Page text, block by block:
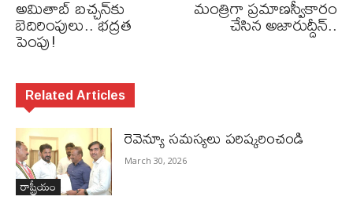
అమితాబ్‌ బచ్చన్‌కు
బెదిరింపులు.. భద్రత
పెంపు!
మంత్రిగా ప్రమాణస్వీకారం
చేసిన అజారుద్దీన్..
Related Articles
రాష్ట్రీయం
రెవెన్యూ సమస్యలు ప‌రిష్క‌రించండి
March 30, 2026